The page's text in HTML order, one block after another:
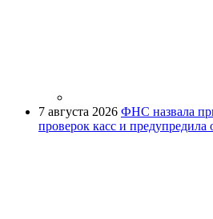
7 августа 2026 ФНС назвала
проверок касс и предупредила